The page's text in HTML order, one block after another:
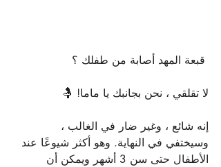
لا تقلقي ، نحن بجانبك يا ماما! 🤱
إنه شائع ، وغير ضار في الغالب ،
وسيختفي في النهاية. وهو أكثر شيوعًا عند
الأطفال حتى سن 3 أشهر ويمكن أن